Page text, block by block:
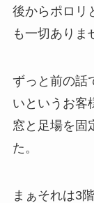
後からポロリ
も一切ありま
ずっと前の話
いというお客
窓と足場を固
た。
まぁそれは3